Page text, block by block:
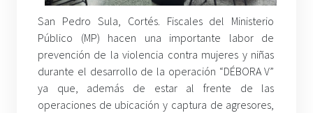
San Pedro Sula, Cortés. Fiscales del Ministerio
Público (MP) hacen una importante labor de
prevención de la violencia contra mujeres y niñas
durante el desarrollo de la operación “DÉBORA V”
ya que, además de estar al frente de las
operaciones de ubicación y captura de agresores,